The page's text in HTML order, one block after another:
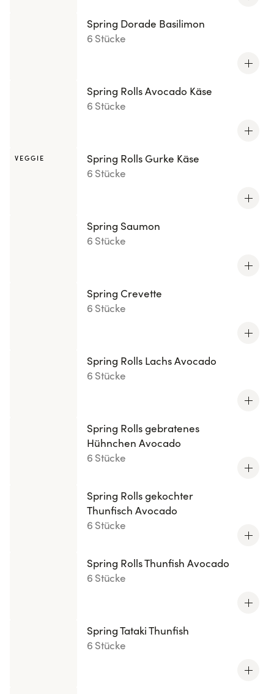
Spring Dorade Basilimon
6 Stücke
Spring Rolls Avocado Käse
6 Stücke
VEGGIE
Spring Rolls Gurke Käse
6 Stücke
Spring Saumon
6 Stücke
Spring Crevette
6 Stücke
Spring Rolls Lachs Avocado
6 Stücke
Spring Rolls gebratenes
Hühnchen Avocado
6 Stücke
Spring Rolls gekochter
Thunfisch Avocado
6 Stücke
Spring Rolls Thunfish Avocado
6 Stücke
Spring Tataki Thunfish
6 Stücke